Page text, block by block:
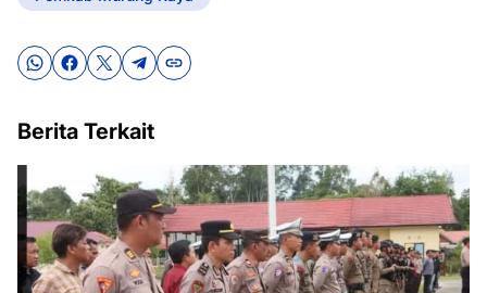
Berita Terkait